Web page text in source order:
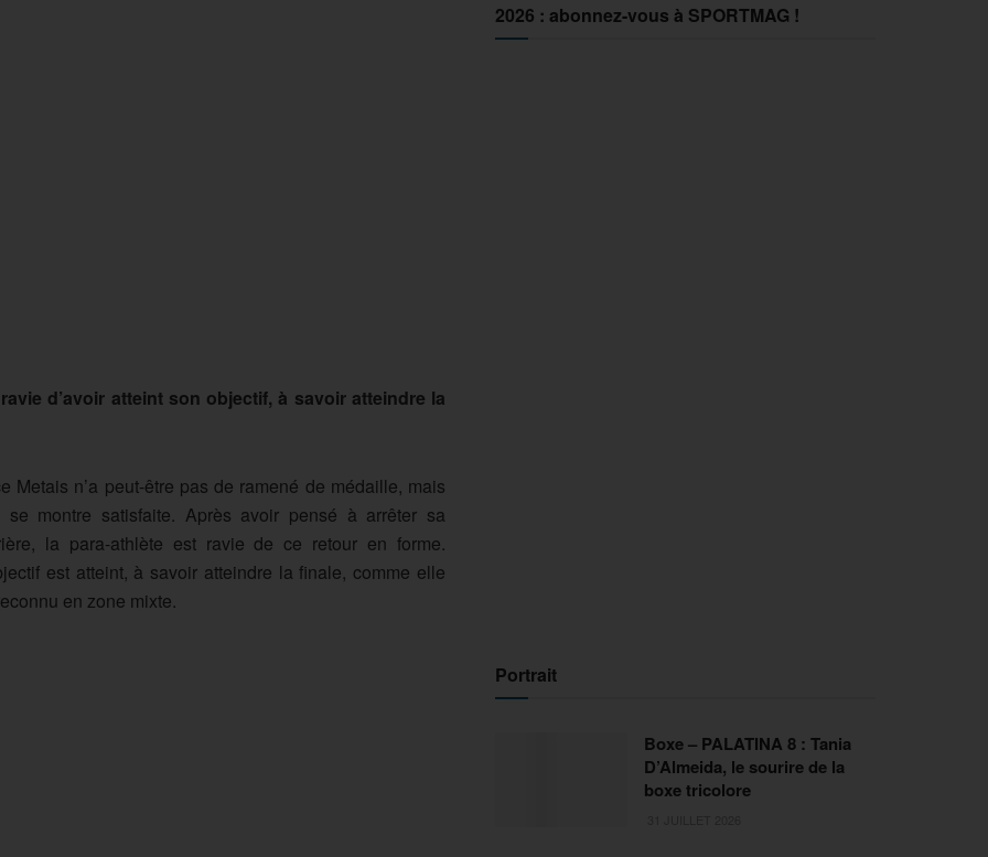
d’avoir atteint son objectif, à savoir atteindre la
Metais n’a peut-être pas de ramené de médaille, mais
se montre satisfaite. Après avoir pensé à arrêter sa
la para-athlète est ravie de ce retour en forme.
est atteint, à savoir atteindre la finale, comme elle
en zone mixte.
2026 : abonnez-vous à SPORTMAG !
Portrait
Boxe – PALATINA 8 : Tania
D’Almeida, le sourire de la
boxe tricolore